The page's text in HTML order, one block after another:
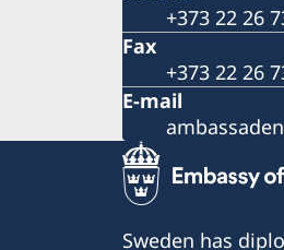
+373 22 26
Fax
+373 22 26
E-mail
Sweden has